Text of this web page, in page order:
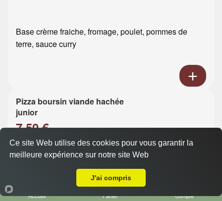
Base crème fraiche, fromage, poulet, pommes de
terre, sauce curry
Pizza boursin viande hachée
junior
7.50 €
Base crème fraiche, fromage, viande hachée, boursin
Accueil Panier Compte
Ce site Web utilise des cookies pour vous garantir la
meilleure expérience sur notre site Web
J'ai compris